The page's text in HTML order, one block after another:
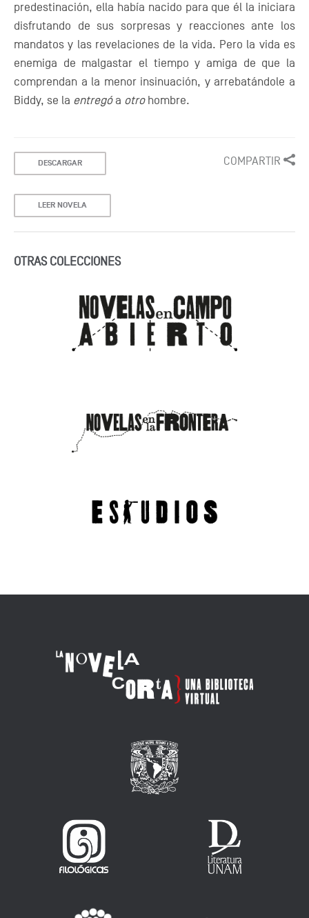
predestinación, ella había nacido para que él la iniciara
disfrutando de sus sorpresas y reacciones ante los
mandatos y las revelaciones de la vida. Pero la vida es
enemiga de malgastar el tiempo y amiga de que la
comprendan a la menor insinuación, y arrebatándole a
Biddy, se la entregóa otrohombre.
DESCARGAR
LEER NOVELA
COMPARTIR
OTRAS COLECCIONES